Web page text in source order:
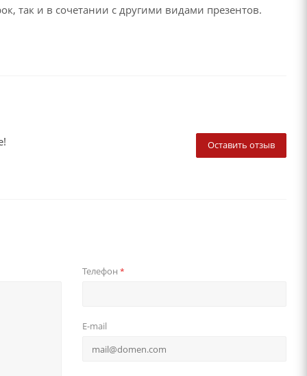
так и в сочетании с другими видами презентов.
Оставить отзыв
Телефон *
E-mail